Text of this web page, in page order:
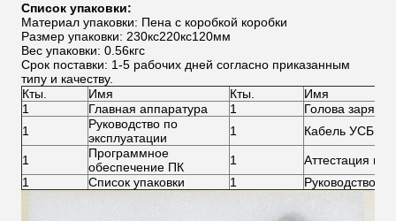
Список упаковки:
Материал упаковки: Пена с коробкой коробки
Размер упаковки: 230кс220кс120мм
Вес упаковки: 0.56кгс
Срок поставки: 1-5 рабочих дней согласно приказанным
типу и качеству.
Кты.
Имя Кты.
Имя
1
Главная аппаратура 1
Голова
1
Руководство по
эксплуатации
1 Кабель УСБ
1
Программное
обеспечение ПК
1
Аттестация
1
Список упаковки 1 Руководство